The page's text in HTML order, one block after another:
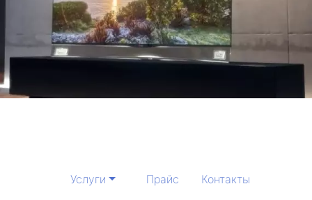
Услуги Прайс
Контакты